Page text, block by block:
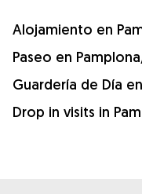
Alojamiento en
Paseo en
Guardería de Día
Drop in visits in